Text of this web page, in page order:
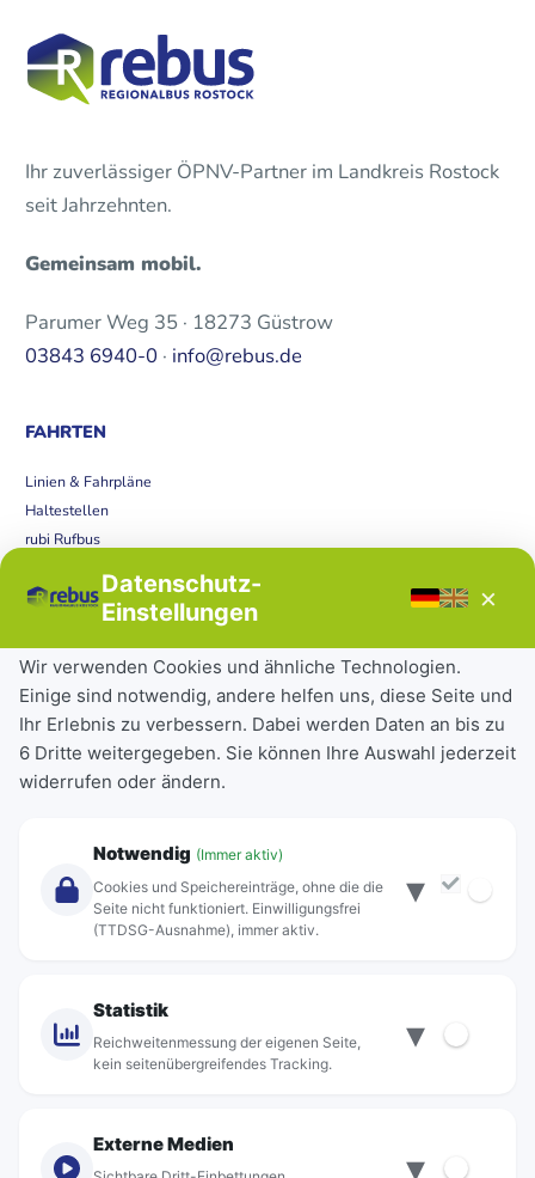
Ihr zuverlässiger ÖPNV-Partner im Landkreis Rostock
seit Jahrzehnten.
Gemeinsam mobil.
Parumer Weg 35 · 18273 Güstrow
03843 6940-0 · info@rebus.de
FAHRTEN
Linien & Fahrpläne
Haltestellen
rubi Rufbus
Störungen
Tickets & Tarife
Deutschlandticket
Schülerkarte
Einzeltickets
Abonnements
Über Rebus
Standorte
Datenschutz-
Einstellungen
×
Wir verwenden Cookies und ähnliche Technologien.
Einige sind notwendig, andere helfen uns, diese Seite und
Ihr Erlebnis zu verbessern. Dabei werden Daten an bis zu
6 Dritte weitergegeben. Sie können Ihre Auswahl jederzeit
widerrufen oder ändern.
Notwendig (Immer aktiv)
Cookies und Speichereinträge, ohne die die
Seite nicht funktioniert. Einwilligungsfrei
(TTDSG-Ausnahme), immer aktiv.
▾
Statistik
Reichweitenmessung der eigenen Seite,
kein seitenübergreifendes Tracking.
▾
Externe Medien
▾